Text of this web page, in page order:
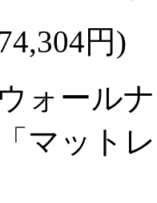
円)
ォール
「マット